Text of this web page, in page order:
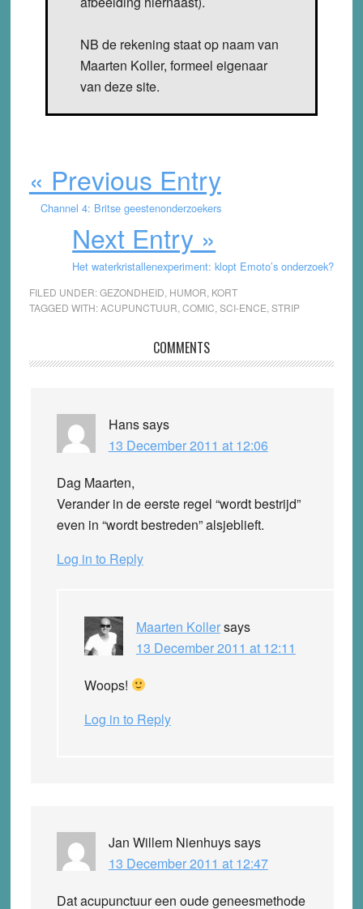
NB de rekening staat op naam van
Maarten Koller, formeel eigenaar
van deze site.
« Previous Entry
Channel 4: Britse geestenonderzoekers
Next Entry »
Het waterkristallenexperiment: klopt Emoto’s onderzoek?
FILED UNDER:GEZONDHEID HUMOR KORT
TAGGED WITH:ACUPUNCTUUR COMIC SCI-ENCE STRIP
Interactions
COMMENTS
Hanssays
13 December 2011 at 12:06
Dag Maarten,
Verander in de eerste regel “wordt bestrijd”
even in “wordt bestreden” alsjeblieft.
Log in to Reply
Maarten Kollersays
13 December 2011 at 12:11
Woops!
Log in to Reply
Jan Willem Nienhuyssays
13 December 2011 at 12:47
Dat acupunctuur een oude geneesmethode